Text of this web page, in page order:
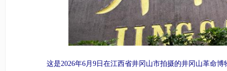
这是2026年6月9日在江西省井冈山市拍摄的井冈山革命博